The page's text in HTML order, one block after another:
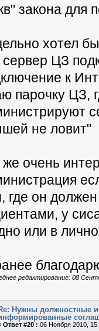
закона для
хотел
сервер ЦЗ
к
парочку ЦЗ,
не ловит"
же очень
где он
у
или в
редактирование: 08
Нужны должностные
Ответ #20 : 06 Ноября 2010,